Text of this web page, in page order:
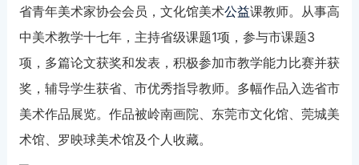
省青年美术家协会会员，文化馆美术公益课教师。从事高
中美术教学十七年，主持省级课题1项，参与市课题3
项，多篇论文获奖和发表，积极参加市教学能力比赛并获
奖，辅导学生获省、市优秀指导教师。多幅作品入选省市
美术作品展览。作品被岭南画院、东莞市文化馆、莞城美
术馆、罗映球美术馆及个人收藏。